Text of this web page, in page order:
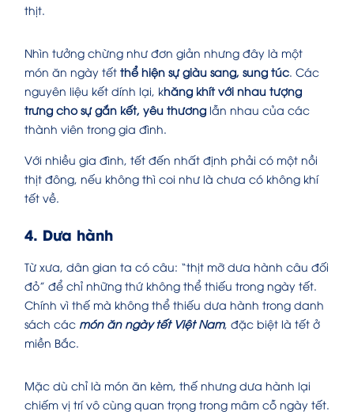
thịt.
Nhìn tưởng chừng như đơn giản nhưng đây là một
món ăn ngày tết thể hiện sự giàu sang, sung túc. Các
nguyên liệu kết dính lại, khăng khít với nhau tượng
trưng cho sự gắn kết, yêu thương lẫn nhau của các
thành viên trong gia đình.
Với nhiều gia đình, tết đến nhất định phải có một nồi
thịt đông, nếu không thì coi như là chưa có không khí
tết về.
4. Dưa hành
Từ xưa, dân gian ta có câu: “thịt mỡ dưa hành câu đối
đỏ” để chỉ những thứ không thể thiếu trong ngày tết.
Chính vì thế mà không thể thiếu dưa hành trong danh
sách các món ăn ngày tết Việt Nam, đặc biệt là tết ở
miền Bắc.
Mặc dù chỉ là món ăn kèm, thế nhưng dưa hành lại
chiếm vị trí vô cùng quan trọng trong mâm cỗ ngày tết.